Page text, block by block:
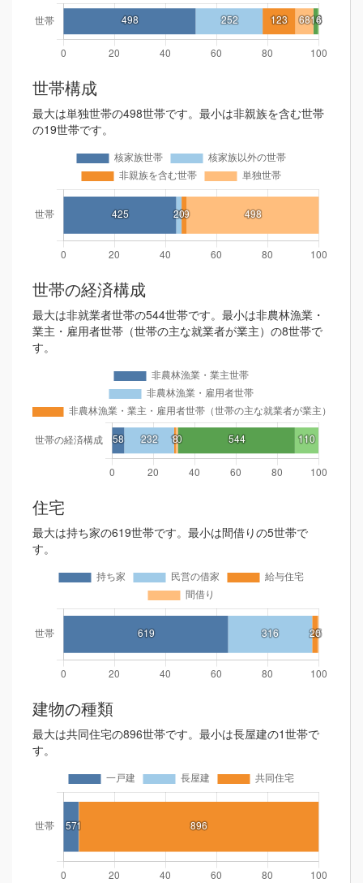
世帯構成
最大は単独世帯の498世帯です。最小は非親族を含む世帯
の19世帯です。
世帯の経済構成
最大は非就業者世帯の544世帯です。最小は非農林漁業・
業主・雇用者世帯（世帯の主な就業者が業主）の8世帯で
す。
住宅
最大は持ち家の619世帯です。最小は間借りの5世帯で
す。
建物の種類
最大は共同住宅の896世帯です。最小は長屋建の1世帯で
す。